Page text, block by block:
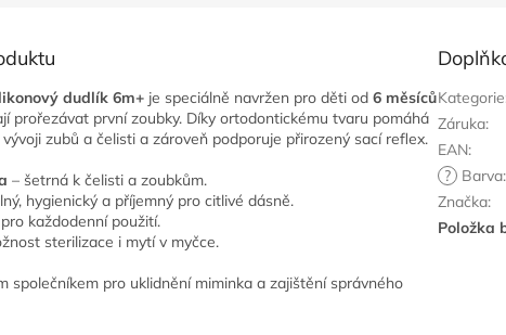
dudlík 6m+ je speciálně navržen pro děti od 6 měsíců
prořezávat první zoubky. Díky ortodontickému tvaru pomáhá
zubů a čelisti a zároveň podporuje přirozený sací reflex.
– šetrná k čelisti a zoubkům.
hygienický a příjemný pro citlivé dásně.
každodenní použití.
sterilizace i mytí v myčce.
společníkem pro uklidnění miminka a zajištění správného
Kategorie
Záruka:
EAN:
?
Barva:
Značka:
Položka